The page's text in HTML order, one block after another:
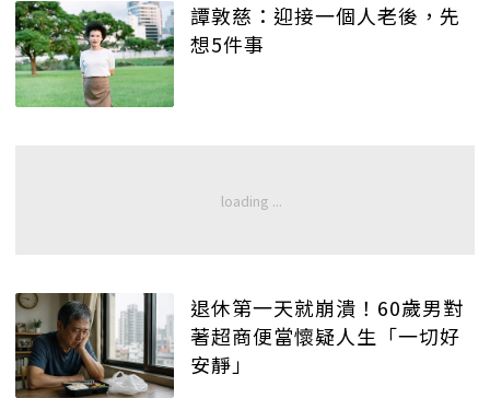
譚敦慈：迎接一個人老後，先
想5件事
退休第一天就崩潰！60歲男對
著超商便當懷疑人生「一切好
安靜」